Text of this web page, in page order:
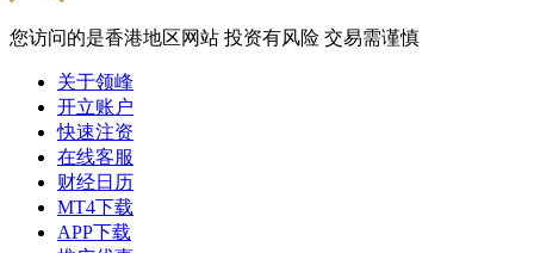
您访问的是香港地区网站 投资有风险 交易需谨慎
关于领峰
开立账户
快速注资
在线客服
财经日历
MT4下载
APP下载